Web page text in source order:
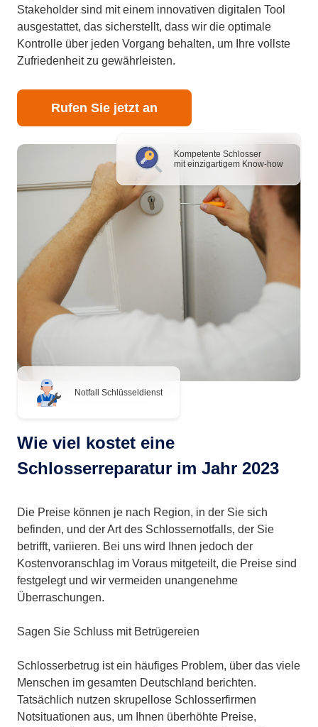
Kompetente Schlosser
mit einzigartigem Know-how
Notfall Schlüsseldienst
Stakeholder sind mit einem innovativen digitalen Tool
ausgestattet, das sicherstellt, dass wir die optimale
Kontrolle über jeden Vorgang behalten, um Ihre vollste
Zufriedenheit zu gewährleisten.
Rufen Sie jetzt an
Wie viel kostet eine
Schlosserreparatur im Jahr 2023
Die Preise können je nach Region, in der Sie sich
befinden, und der Art des Schlossernotfalls, der Sie
betrifft, variieren. Bei uns wird Ihnen jedoch der
Kostenvoranschlag im Voraus mitgeteilt, die Preise sind
festgelegt und wir vermeiden unangenehme
Überraschungen.
Sagen Sie Schluss mit Betrügereien
Schlosserbetrug ist ein häufiges Problem, über das viele
Menschen im gesamten Deutschland berichten.
Tatsächlich nutzen skrupellose Schlosserfirmen
Notsituationen aus, um Ihnen überhöhte Preise,